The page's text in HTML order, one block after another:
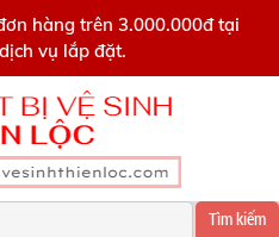
hàng trên 3.000.000đ tại
vụ lắp đặt.
Tìm kiếm